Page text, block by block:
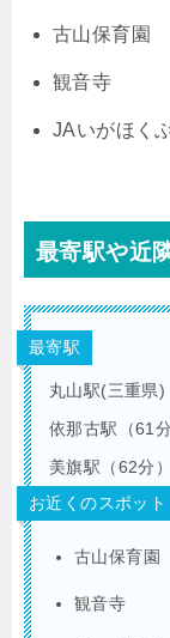
古山保育園
観音寺
JAいがほく
最寄駅や近
最寄駅
丸山駅(三重県)
依那古駅（61分
美旗駅（62分）
お近くのスポット
古山保育園
観音寺